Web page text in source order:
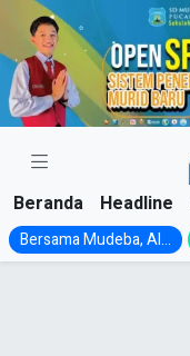
Skip
content
Beranda Headline
Bersama Mudeba, Al...